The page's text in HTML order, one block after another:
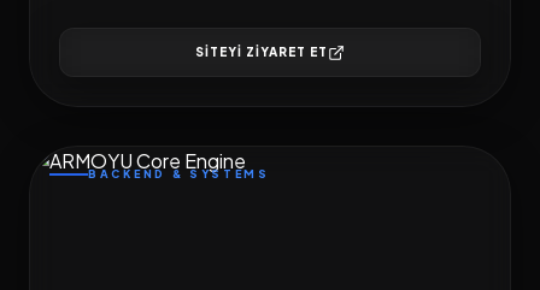
SITEYI ZIYARET ET
BACKEND & SYSTEMS